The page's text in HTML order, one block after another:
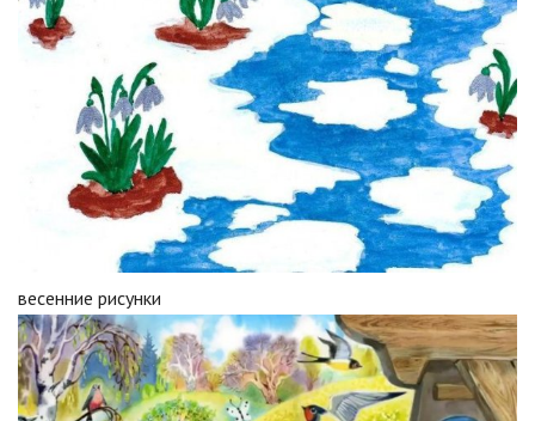
весенние рисунки